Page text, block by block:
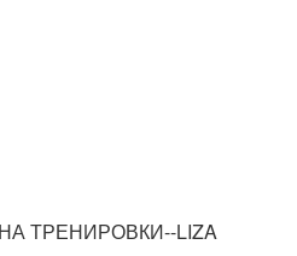
ТРЕНИРОВКИ--LIZA